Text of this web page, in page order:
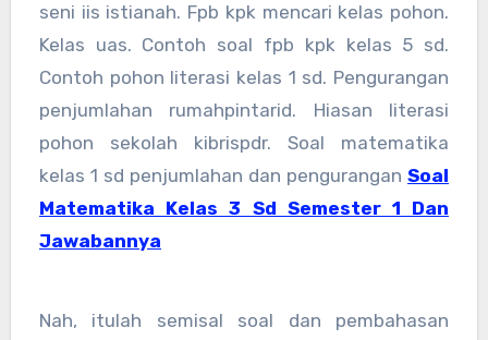
seni iis istianah. Fpb kpk mencari kelas pohon.
Kelas uas. Contoh soal fpb kpk kelas 5 sd.
Contoh pohon literasi kelas 1 sd. Pengurangan
penjumlahan rumahpintarid. Hiasan literasi
pohon sekolah kibrispdr. Soal matematika
kelas 1 sd penjumlahan dan penguranganSoal
Matematika Kelas 3 Sd Semester 1 Dan
Jawabannya
Nah, itulah semisal soal dan pembahasan